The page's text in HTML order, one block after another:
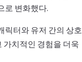
로 변화했다.
릭터와 유저 간의 상호
가치적인 경험을 더욱